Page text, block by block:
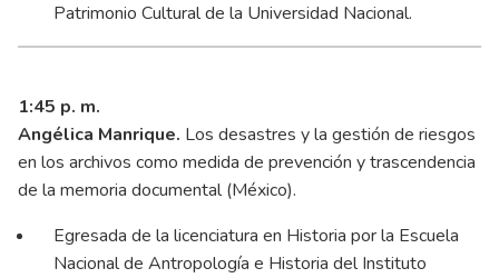
Patrimonio Cultural de la Universidad Nacional.
1:45 p. m.
Angélica Manrique. Los desastres y la gestión de riesgos
en los archivos como medida de prevención y trascendencia
de la memoria documental (México).
Egresada de la licenciatura en Historia por la Escuela
Nacional de Antropología e Historia del Instituto